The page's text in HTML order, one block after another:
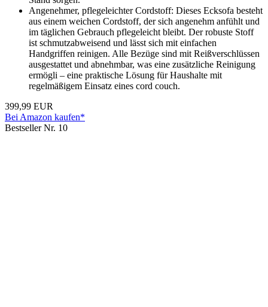
Angenehmer, pflegeleichter Cordstoff: Dieses Ecksofa besteht
aus einem weichen Cordstoff, der sich angenehm anfühlt und
im täglichen Gebrauch pflegeleicht bleibt. Der robuste Stoff
ist schmutzabweisend und lässt sich mit einfachen
Handgriffen reinigen. Alle Bezüge sind mit Reißverschlüssen
ausgestattet und abnehmbar, was eine zusätzliche Reinigung
ermögli – eine praktische Lösung für Haushalte mit
regelmäßigem Einsatz eines cord couch.
399,99 EUR
Bei Amazon kaufen*
Bestseller Nr. 10